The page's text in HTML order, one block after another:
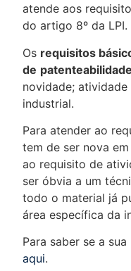
atende aos
do artigo 8º da LPI.
Os requisitos
de patenteabilidade
novidade;
industrial.
Para atender ao
tem de ser nova
ao requisito de
ser óbvia a um
todo o material já
área específica da
Para saber se a
aqui.